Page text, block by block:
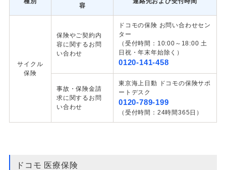
容
サイクル
保険
保険やご契約内
容に関するお問
い合わせ
ドコモの保険 お問い合わせセン
ター
（受付時間：10:00～18:00 土
日祝・年末年始除く）
0120-141-458
事故・保険金請
求に関するお問
い合わせ
東京海上日動 ドコモの保険サポ
ートデスク
0120-789-199
（受付時間：24時間365日）
ドコモ 医療保険